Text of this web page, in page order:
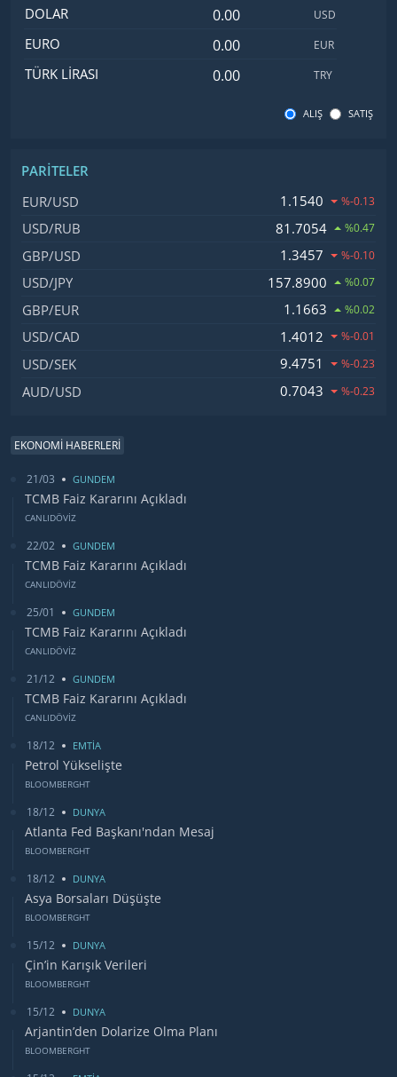
İsimDeğer
DOLAR Dolar değeri USD
EURO Euro değeri EUR
TÜRK LIRASI Türk Lirası değeri
TRY
ALIŞ SATIŞ
PARITELER
İsim, Kod
EUR/USD 1.1540 %-0.13
USD/RUB 81.7054 %0.47
GBP/USD 1.3457 %-0.10
USD/JPY 157.8900 %0.07
GBP/EUR 1.1663 %0.02
USD/CAD 1.4012 %-0.01
USD/SEK 9.4751 %-0.23
AUD/USD 0.7043 %-0.23
EKONOMİ HABERLERİ
21/03 GUNDEM
TCMB Faiz Kararını Açıkladı
CANLIDÖVİZ
22/02 GUNDEM
TCMB Faiz Kararını Açıkladı
CANLIDÖVİZ
25/01 GUNDEM
TCMB Faiz Kararını Açıkladı
CANLIDÖVİZ
21/12 GUNDEM
TCMB Faiz Kararını Açıkladı
CANLIDÖVİZ
18/12 EMTİA
Petrol Yükselişte
BLOOMBERGHT
18/12 DUNYA
Atlanta Fed Başkanı'ndan Mesaj
BLOOMBERGHT
18/12 DUNYA
Asya Borsaları Düşüşte
BLOOMBERGHT
15/12 DUNYA
Çin’in Karışık Verileri
BLOOMBERGHT
15/12 DUNYA
Arjantin’den Dolarize Olma Planı
BLOOMBERGHT